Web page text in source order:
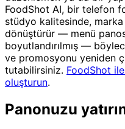
FoodShot AI, bir telefon
stüdyo kalitesinde,
dönüştürür — menü
boyutlandırılmış —
ve promosyonu yeniden
tutabilirsiniz. FoodShot
oluşturun.
Panonuzu